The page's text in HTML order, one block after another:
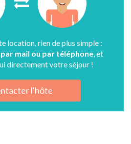
location, rien de plus simple :
mail ou par téléphone , et
directement votre séjour !
l'hôte